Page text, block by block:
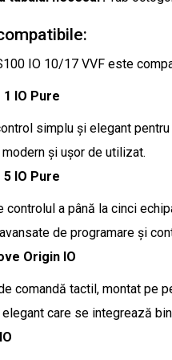
IO 10/17 VVF este
IO Pure
simplu și elegant
și ușor de utilizat.
IO Pure
controlul a până la cinci
de programare și
Origin IO
comandă tactil, montat pe
care se integrează